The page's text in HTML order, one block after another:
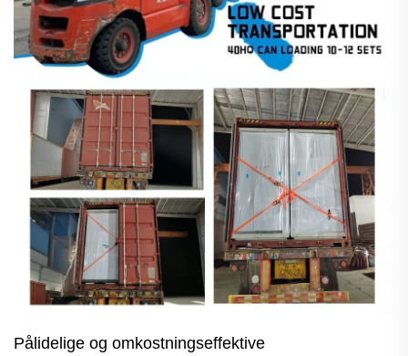
Pålidelige og omkostningseffektive